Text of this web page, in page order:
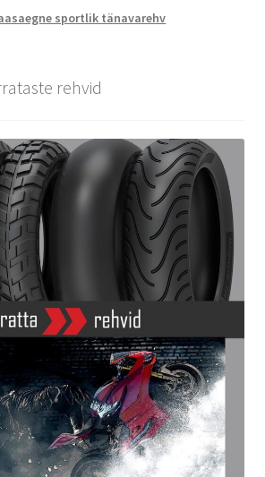
sportlik tänavarehv
rehvid